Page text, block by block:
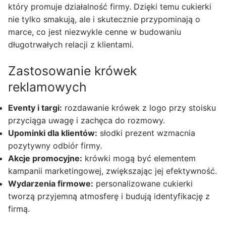
który promuje działalność firmy. Dzięki temu cukierki
nie tylko smakują, ale i skutecznie przypominają o
marce, co jest niezwykle cenne w budowaniu
długotrwałych relacji z klientami.
Zastosowanie krówek
reklamowych
Eventy i targi: rozdawanie krówek z logo przy stoisku
przyciąga uwagę i zachęca do rozmowy.
Upominki dla klientów: słodki prezent wzmacnia
pozytywny odbiór firmy.
Akcje promocyjne: krówki mogą być elementem
kampanii marketingowej, zwiększając jej efektywność.
Wydarzenia firmowe: personalizowane cukierki
tworzą przyjemną atmosferę i budują identyfikację z
firmą.